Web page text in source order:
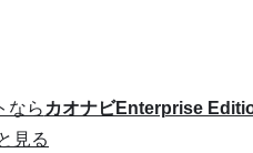
ならカオナビEnterprise
見る